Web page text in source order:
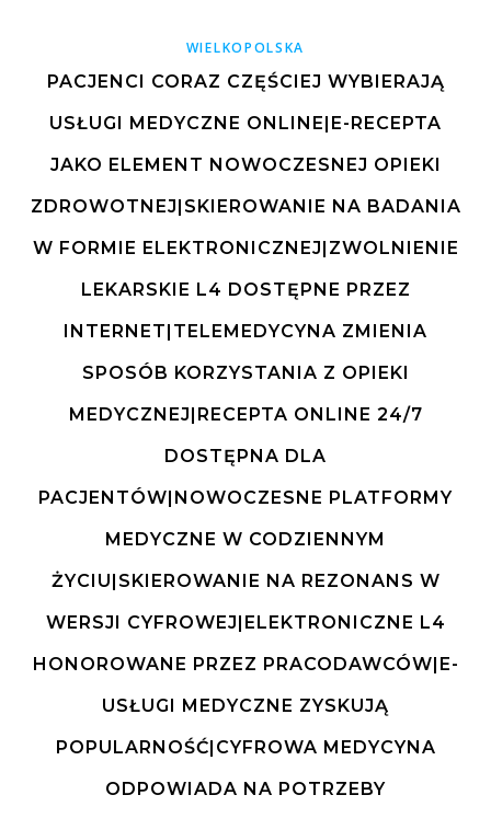
WIELKOPOLSKA
PACJENCI CORAZ CZĘŚCIEJ WYBIERAJĄ
USŁUGI MEDYCZNE ONLINE|E-RECEPTA
JAKO ELEMENT NOWOCZESNEJ OPIEKI
ZDROWOTNEJ|SKIEROWANIE NA BADANIA
W FORMIE ELEKTRONICZNEJ|ZWOLNIENIE
LEKARSKIE L4 DOSTĘPNE PRZEZ
INTERNET|TELEMEDYCYNA ZMIENIA
SPOSÓB KORZYSTANIA Z OPIEKI
MEDYCZNEJ|RECEPTA ONLINE 24/7
DOSTĘPNA DLA
PACJENTÓW|NOWOCZESNE PLATFORMY
MEDYCZNE W CODZIENNYM
ŻYCIU|SKIEROWANIE NA REZONANS W
WERSJI CYFROWEJ|ELEKTRONICZNE L4
HONOROWANE PRZEZ PRACODAWCÓW|E-
USŁUGI MEDYCZNE ZYSKUJĄ
POPULARNOŚĆ|CYFROWA MEDYCYNA
ODPOWIADA NA POTRZEBY